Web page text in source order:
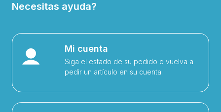
Necesitas ayuda?
Mi cuenta
Siga el estado de su pedido o vuelva a
pedir un artículo en su cuenta.